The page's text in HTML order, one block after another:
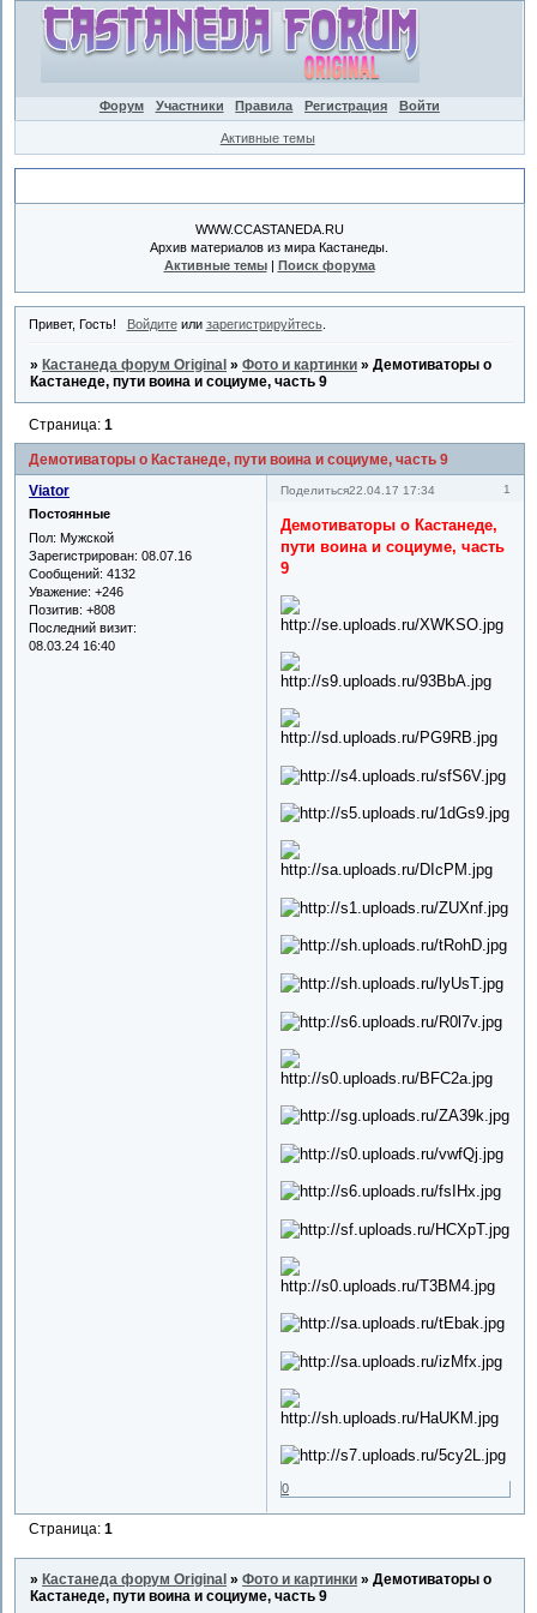
Форум Участники Правила Регистрация Войти
Активные темы
WWW.CCASTANEDA.RU
Архив материалов из мира Кастанеды.
Активные темы| Поиск форума
Привет, Гость! Войдитеили зарегистрируйтесь.
» Кастанеда форум Original »Фото и картинки »Демотиваторы о
Кастанеде, пути воина и социуме, часть 9
Демотиваторы о Кастанеде, пути воина и социуме, часть 9
Страница:1
Поделиться 1
22.04.17 17:34
Viator
Постоянные
Пол: Мужской
Зарегистрирован: 08.07.16
Сообщений: 4132
Уважение: +246
Позитив: +808
Последний визит:
08.03.24 16:40
Демотиваторы о Кастанеде,
пути воина и социуме, часть
9
0
Страница:1
» Кастанеда форум Original »Фото и картинки »Демотиваторы о
Кастанеде, пути воина и социуме, часть 9